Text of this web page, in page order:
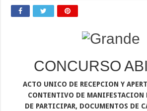
CONCURSO
ACTO UNICO DE RECEPCION Y
CONTENTIVO DE MANIFESTACION
DE PARTICIPAR, DOCUMENTOS DE